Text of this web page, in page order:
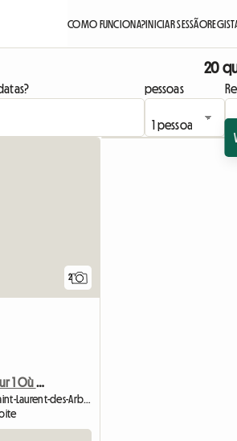
COMO FUNCIONA?INICIAR SESSÃO
20
pessoas
2
Chambres À Louer Pour 1 Où Plusieurs Nuits
Quarto de hóspedes | Saint-Laurent-des-Arbres (30126)